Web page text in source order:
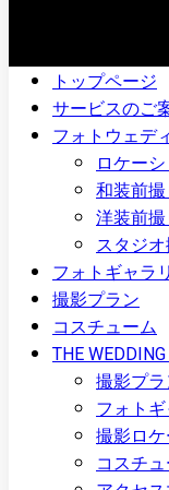
トップページ
サービスのご
フォトウェデ
ロケー
和装前撮
洋装前撮
スタジ
フォトギャラ
撮影プラン
コスチューム
THE
撮影プ
フォト
撮影ロ
コスチ